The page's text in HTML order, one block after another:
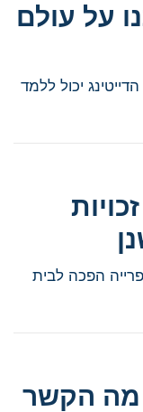
על עולם
יכול ללמד
הפכה לבית
מה הקשר